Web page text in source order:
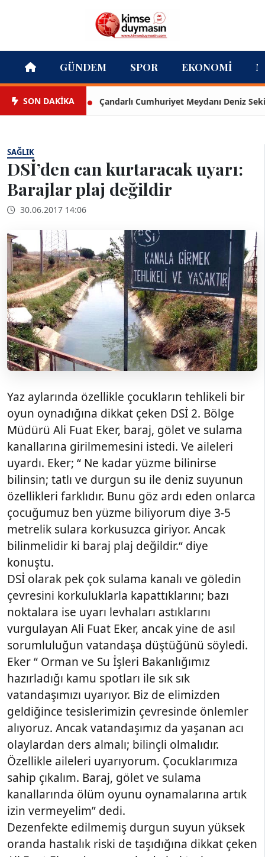
GÜNDEM SPOR EKONOMI
SON DAKİKA Çandarlı Cumhuriyet Meydanı Deniz Seki ile
SAĞLIK
DSİ’den can kurtaracak uyarı:
Barajlar plaj değildir
30.06.2017 14:06
Yaz aylarında özellikle çocukların tehlikeli bir
oyun oynadığına dikkat çeken DSİ 2. Bölge
Müdürü Ali Fuat Eker, baraj, gölet ve sulama
kanallarına girilmemesini istedi. Ve aileleri
uyardı. Eker; “ Ne kadar yüzme bilinirse
bilinsin; tatlı ve durgun su ile deniz suyunun
özellikleri farklıdır. Bunu göz ardı eden onlarca
çocuğumuz ben yüzme biliyorum diye 3-5
metrelik sulara korkusuzca giriyor. Ancak
bilinmelidir ki baraj plaj değildir.“ diye
konuştu.
DSİ olarak pek çok sulama kanalı ve göledin
çevresini korkuluklarla kapattıklarını; bazı
noktalara ise uyarı levhaları astıklarını
vurgulayan Ali Fuat Eker, ancak yine de asıl
sorumluluğun vatandaşa düştüğünü söyledi.
Eker “ Orman ve Su İşleri Bakanlığımız
hazırladığı kamu spotları ile sık sık
vatandaşımızı uyarıyor. Biz de elimizden
geldiğince tesislerimizin çevresinde önlemler
alıyoruz. Ancak vatandaşımız da yaşanan acı
olaylardan ders almalı; bilinçli olmalıdır.
Özellikle aileleri uyarıyorum. Çocuklarımıza
sahip çıkalım. Baraj, gölet ve sulama
kanallarında ölüm oyunu oynamalarına artık
izin vermeyelim” dedi.
Dezenfekte edilmemiş durgun suyun yüksek
oranda hastalık riski de taşıdığına dikkat çeken